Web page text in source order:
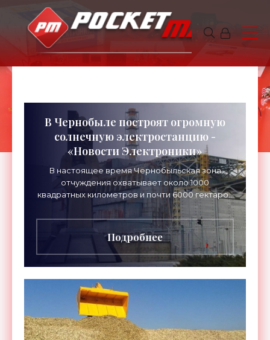
В Чернобыле построят огромную
солнечную электростанцию -
«Новости Электроники»
В настоящее время Чернобыльская зона
отчуждения охватывает около 1000
квадратных километров и почти 6000 гектаров
из них могут быть использованы для создания
ферм возобновляемых источников
Подробнее